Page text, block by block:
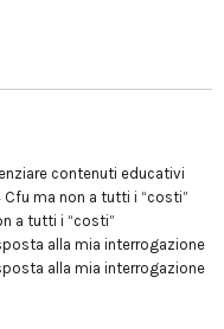
contenuti educativi
ma non a tutti i “costi”
a tutti i “costi”
alla mia interrogazione
alla mia interrogazione